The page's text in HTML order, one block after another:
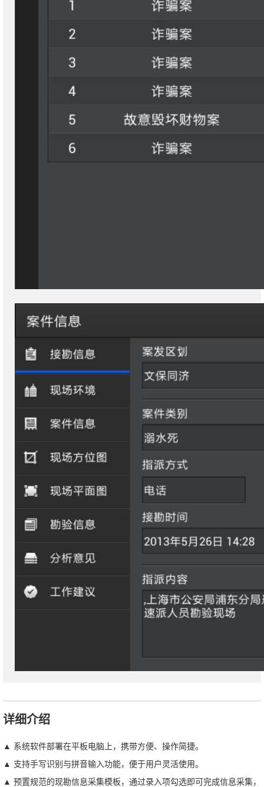
详细介绍
▲ 系统软件部署在平板电脑上，携带方便、操作简捷。
▲ 支持手写识别与拼音输入功能，便于用户灵活使用。
▲ 预置规范的现勘信息采集模板，通过录入项勾选即可完成信息采集，